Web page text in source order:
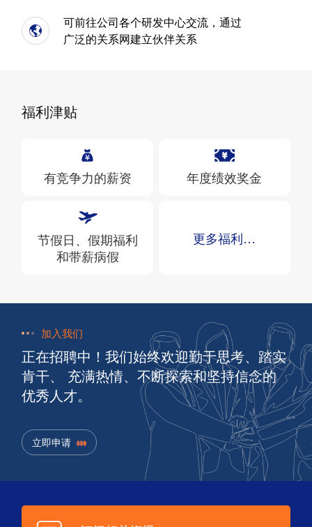
可前往公司各个研发中心交流，通过
广泛的关系网建立伙伴关系
福利津贴
有竞争力的薪资 年度绩效奖金
节假日、假期福利
和带薪病假
更多福利…
加入我们
正在招聘中！我们始终欢迎勤于思考、踏实
肯干、 充满热情、不断探索和坚持信念的
优秀人才。
立即申请